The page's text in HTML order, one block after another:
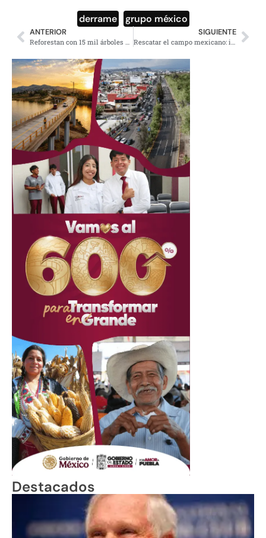
derrame grupo méxico
ANTERIOR
Reforestan con 15 mil árboles bosques de la mariposa monarca
SIGUIENTE
Rescatar el campo mexicano: instalan Comisión para el desarrollo rural
Destacados